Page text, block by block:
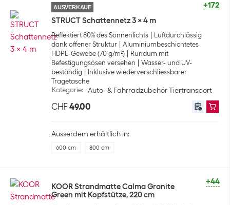
+172
AUSVERKAUF
STRUCT Schattennetz 3 x 4 m
Reflektiert 80% des Sonnenlichts
Luftdurchlässig
dank offener Struktur
Aluminiumbeschichtetes
HDPE-Gewebe (70 g/m²)
Rundum mit
Befestigungsösen versehen
Wasser- und UV-
beständig
Inklusive wiederverschliessbarer
Tragetasche
Kategorie: Auto- & Fahrradzubehör Tiertransport
CHF 49.00
Ausserdem erhältlich in:
600 cm 800 cm
+44
KOOR Strandmatte Calma Granite
Green mit Kopfstütze, 220 cm